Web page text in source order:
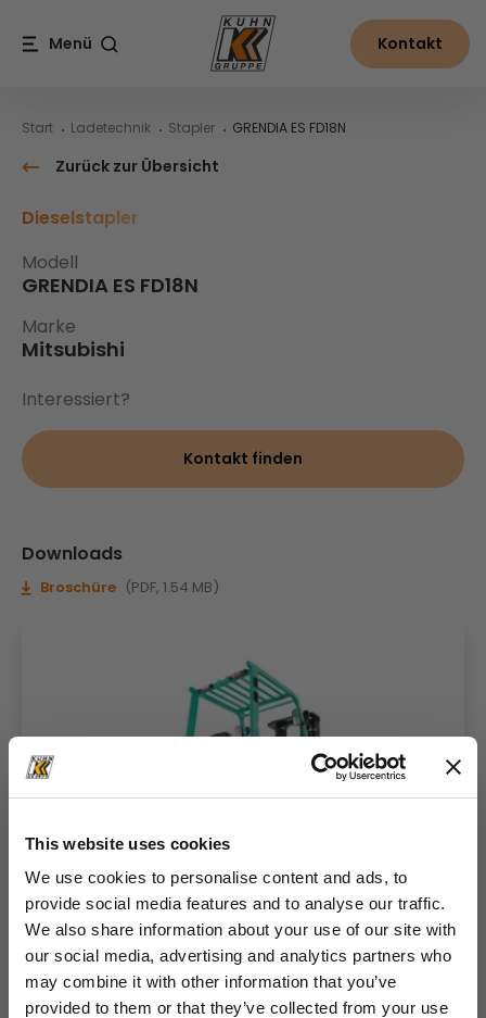
This website uses cookies
We use cookies to personalise content and ads, to
provide social media features and to analyse our traffic.
We also share information about your use of our site with
our social media, advertising and analytics partners who
may combine it with other information that you’ve
provided to them or that they’ve collected from your use
Menü Kontakt
Start Ladetechnik Stapler GRENDIA ES FD18N
Technische Daten
Zurück zur Übersicht
Dieselstapler
Modell
GRENDIA ES FD18N
Marke
Mitsubishi
Interessiert?
Kontakt finden
Downloads
Broschüre (PDF, 1.54 MB)